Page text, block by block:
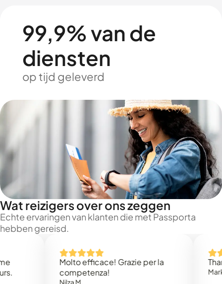
99,9% van de
diensten
op tijd geleverd
Wat reizigers over ons zeggen
Echte ervaringen van klanten die met Passporta
hebben gereisd.
Molto efficace! Grazie per la
competenza!
Thank
Mark N.